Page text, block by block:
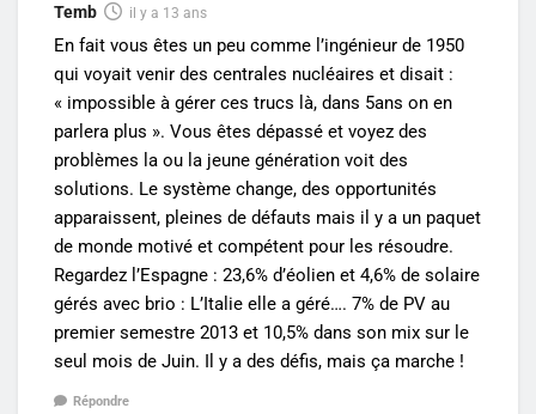
Temb il y a 13 ans
En fait vous êtes un peu comme l’ingénieur de 1950
qui voyait venir des centrales nucléaires et disait :
« impossible à gérer ces trucs là, dans 5ans on en
parlera plus ». Vous êtes dépassé et voyez des
problèmes la ou la jeune génération voit des
solutions. Le système change, des opportunités
apparaissent, pleines de défauts mais il y a un paquet
de monde motivé et compétent pour les résoudre.
Regardez l’Espagne : 23,6% d’éolien et 4,6% de solaire
gérés avec brio : L’Italie elle a géré…. 7% de PV au
premier semestre 2013 et 10,5% dans son mix sur le
seul mois de Juin. Il y a des défis, mais ça marche !
Répondre